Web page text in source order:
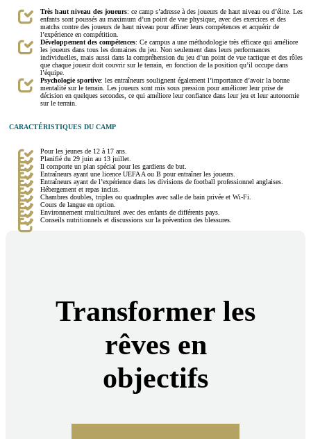
Très haut niveau des joueurs: ce camp s’adresse à des joueurs de haut niveau ou d’élite. Les
enfants sont poussés au maximum d’un point de vue physique, avec des exercices et des
matchs contre des joueurs de haut niveau pour affiner leurs compétences et acquérir de
l’expérience en compétition.
Développement des compétences: Ce campus a une méthodologie très efficace qui améliore
les joueurs dans tous les domaines du jeu. Non seulement dans leurs performances
individuelles, mais aussi dans la compréhension du jeu d’un point de vue tactique et des rôles
que chaque joueur doit couvrir sur le terrain, en fonction de la position qu’il occupe dans
l’équipe.
Psychologie sportive: les entraîneurs soulignent également l’importance d’avoir la bonne
mentalité sur le terrain. Les joueurs sont mis sous pression pour améliorer leur prise de
décision en quelques secondes, ce qui améliore leur confiance dans leur jeu et leur autonomie
sur le terrain.
CARACTÉRISTIQUES DU CAMP
Pour les jeunes de 12 à 17 ans.
Planifié du 29 juin au 13 juillet.
Il comporte un plan spécial pour les gardiens de but.
Entraîneurs ayant une licence UEFA A ou B pour entraîner les joueurs.
Entraîneurs ayant de l’expérience dans les divisions de football professionnel anglaises.
Hébergement et repas inclus.
Chambres doubles, triples ou quadruples avec salle de bain privée et Wi-Fi.
Cours de langue en option.
Environnement multiculturel avec des enfants de différents pays.
Conseils nutritionnels et discussions sur la prévention des blessures.
Transformer les
rêves en
objectifs